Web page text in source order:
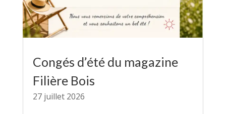
Congés d’été du magazine
Filière Bois
27 juillet 2026